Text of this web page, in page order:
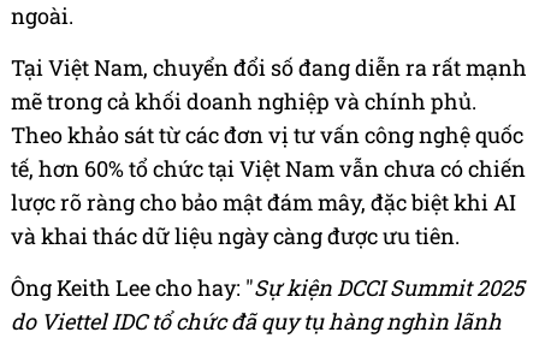
ngoài.
Tại Việt Nam, chuyển đổi số đang diễn ra rất mạnh
mẽ trong cả khối doanh nghiệp và chính phủ.
Theo khảo sát từ các đơn vị tư vấn công nghệ quốc
tế, hơn 60% tổ chức tại Việt Nam vẫn chưa có chiến
lược rõ ràng cho bảo mật đám mây, đặc biệt khi AI
và khai thác dữ liệu ngày càng được ưu tiên.
Ông Keith Lee cho hay: "Sự kiện DCCI Summit 2025
do Viettel IDC tổ chức đã quy tụ hàng nghìn lãnh